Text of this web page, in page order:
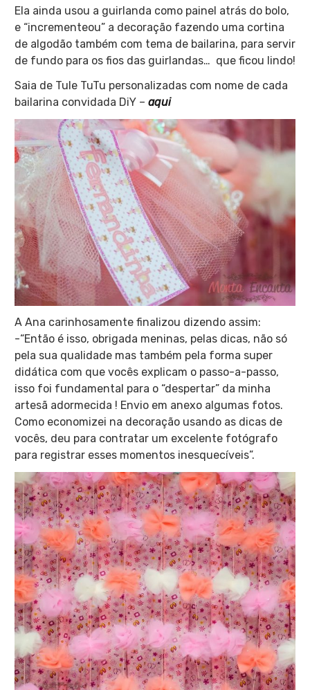
Ela ainda usou a guirlanda como painel atrás do bolo,
e “incrementeou” a decoração fazendo uma cortina
de algodão também com tema de bailarina, para servir
de fundo para os fios das guirlandas… que ficou lindo!
Saia de Tule TuTu personalizadas com nome de cada
bailarina convidada DiY – aqui
A Ana carinhosamente finalizou dizendo assim:
-“Então é isso, obrigada meninas, pelas dicas, não só
pela sua qualidade mas também pela forma super
didática com que vocês explicam o passo-a-passo,
isso foi fundamental para o “despertar” da minha
artesã adormecida ! Envio em anexo algumas fotos.
Como economizei na decoração usando as dicas de
vocês, deu para contratar um excelente fotógrafo
para registrar esses momentos inesquecíveis”.